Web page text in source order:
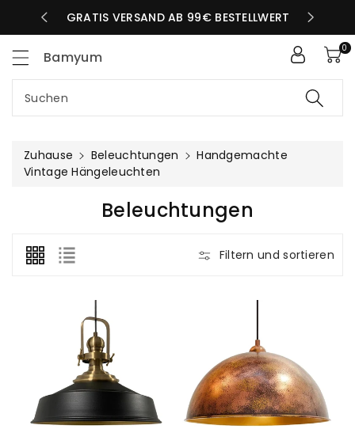
TAG GRATIS VERSAND AB 99€ BESTELLWERT
Bamyum
Suchen
0
Zuhause Beleuchtungen
Handgemachte
Vintage Hängeleuchten
K
O
R
I
E
Beleuchtungen
Filtern und sortieren